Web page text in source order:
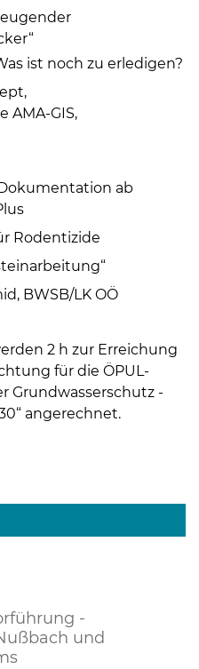
ist noch zu erledigen?
AMA-GIS,
ab
Rodentizide
BWSB/LK OÖ
2 h zur Erreichung
für die ÖPUL-
Grundwasserschutz -
angerechnet.
-
und